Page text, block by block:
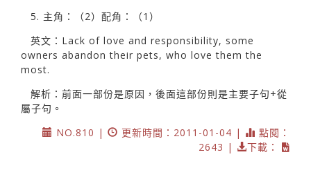
5. 主角：（2）配角：（1）
英文：Lack of love and responsibility, some
owners abandon their pets, who love them the
most.
解析：前面一部份是原因，後面這部份則是主要子句+從
屬子句。
NO.810 |
更新時間：2011-01-04 |
點閱：
2643 |
下載：